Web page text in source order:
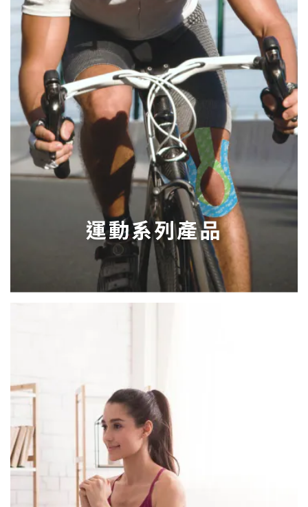
運動系列產品